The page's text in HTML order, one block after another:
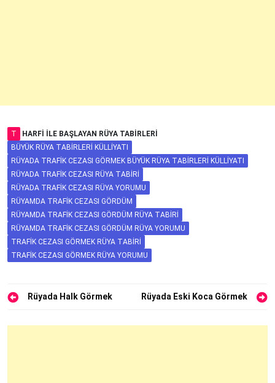
T
HARFI ILE BAŞLAYAN RÜYA TABIRLERI
BÜYÜK RÜYA TABIRLERI KÜLLIYATI
RÜYADA TRAFIK CEZASI GÖRMEK BÜYÜK RÜYA TABIRLERI KÜLLIYATI
RÜYADA TRAFIK CEZASI RÜYA TABIRI
RÜYADA TRAFIK CEZASI RÜYA YORUMU
RÜYAMDA TRAFIK CEZASI GÖRDÜM
RÜYAMDA TRAFIK CEZASI GÖRDÜM RÜYA TABIRI
RÜYAMDA TRAFIK CEZASI GÖRDÜM RÜYA YORUMU
TRAFIK CEZASI GÖRMEK RÜYA TABIRI
TRAFIK CEZASI GÖRMEK RÜYA YORUMU
YazıRüyada Halk Görmek Rüyada Eski Koca Görmek